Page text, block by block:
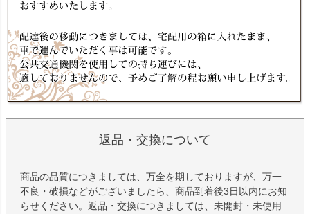
返品・交換について
商品の品質につきましては、万全を期しておりますが、万一
不良・破損などがございましたら、商品到着後3日以内にお知
らせください。返品・交換につきましては、未開封・未使用